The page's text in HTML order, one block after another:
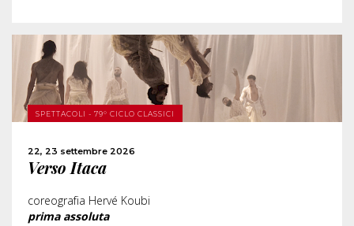
SPETTACOLI - 79° CICLO CLASSICI
22, 23 settembre 2026
Verso Itaca
coreografia Hervé Koubi
prima assoluta
SCOPRI DI PIÙ
ACQUISTA